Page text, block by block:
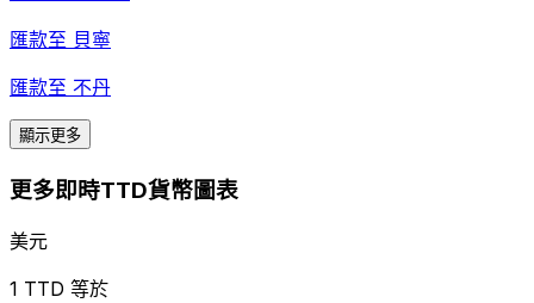
匯款至 貝寧
匯款至 不丹
顯示更多
更多即時TTD貨幣圖表
美元
1 TTD 等於